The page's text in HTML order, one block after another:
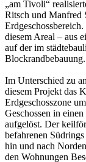
„am Tivoli“
Ritsch und Manfred
diesem Areal – aus
auf der im
Blockrandbebauung.
Im Unterschied zu
diesem Projekt das
Erdgeschosszone
Geschossen in
aufgelöst. Der
befahrenen
hin und nach
den Wohnungen